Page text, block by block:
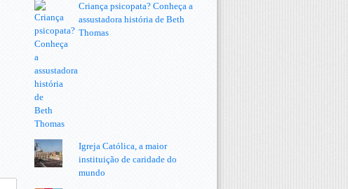
Criança psicopata? Conheça a
assustadora história de Beth
Thomas
Igreja Católica, a maior
instituição de caridade do
mundo